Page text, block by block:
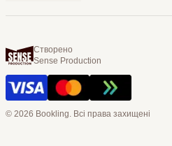
Створено
Sense Production
© 2026 Bookling. Всі права захищені